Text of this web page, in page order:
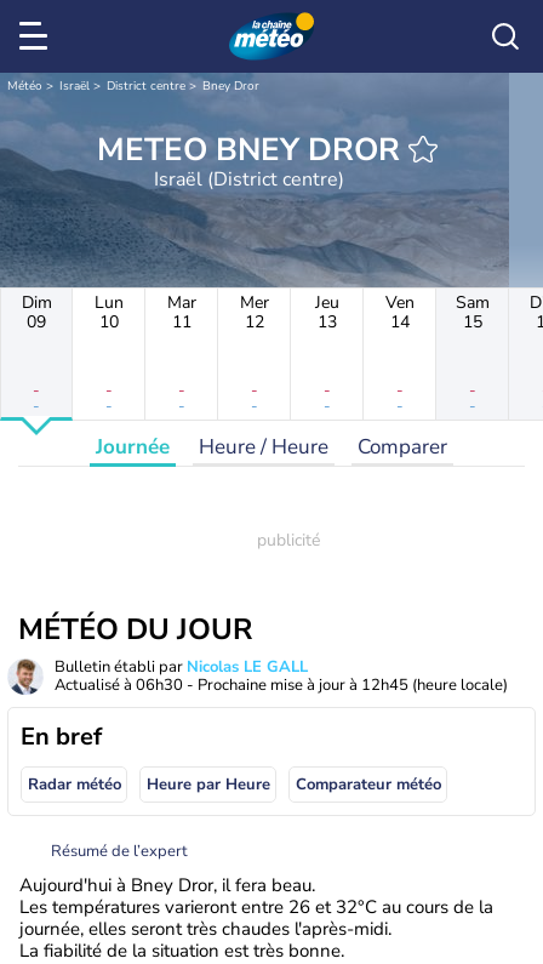
Météo Israël District centre Bney Dror
METEO BNEY DROR
Israël (District centre)
Dim
09
-
-
Lun
10
-
-
Mar
11
-
-
Mer
12
-
-
Jeu
13
-
-
Ven
14
-
-
Sam
15
-
-
Journée Heure / Heure Comparer
MÉTÉO DU JOUR
Bulletin établi par Nicolas LE GALL
Actualisé à 06h30 - Prochaine mise à jour à 12h45 (heure locale)
En bref
Radar météo Heure par Heure Comparateur météo
Résumé de l’expert
Aujourd'hui à Bney Dror, il fera beau.
Les températures varieront entre 26 et 32°C au cours de la
journée, elles seront très chaudes l'après-midi.
La fiabilité de la situation est très bonne.